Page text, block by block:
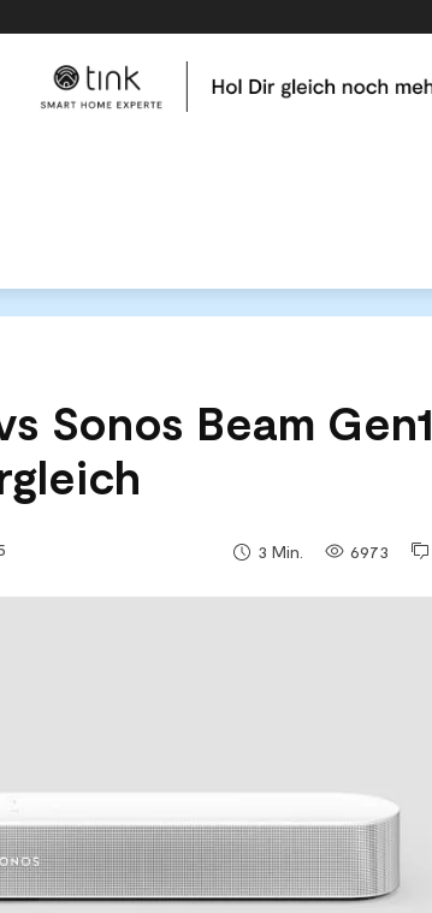
Sonos Beam Gen1
6973
3 Min.